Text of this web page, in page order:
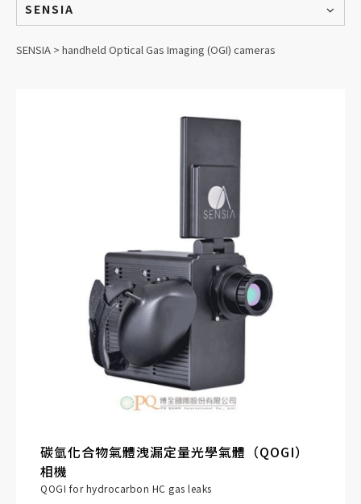
SENSIA
SENSIA > handheld Optical Gas Imaging (OGI) cameras
碳氫化合物氣體洩漏定量光學氣體（QOGI）
相機
QOGI for hydrocarbon HC gas leaks